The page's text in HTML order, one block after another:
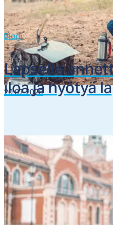
20.07.2026
Blogi
Lap­sel­le
iloa ja hyö­tyä